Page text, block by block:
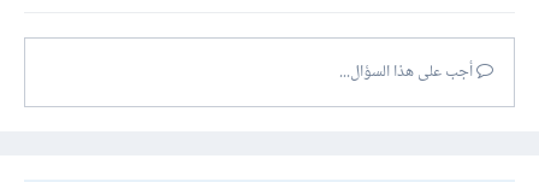
أجب على هذا السؤال...